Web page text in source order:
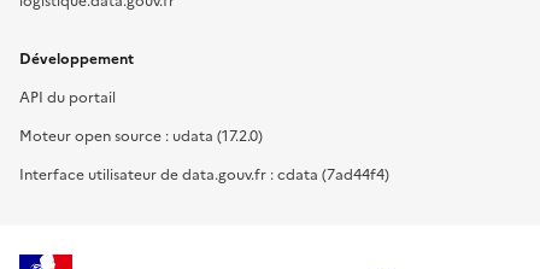
Développement
API du portail
Moteur open source : udata (17.2.0)
Interface utilisateur de data.gouv.fr : cdata (7ad44f4)